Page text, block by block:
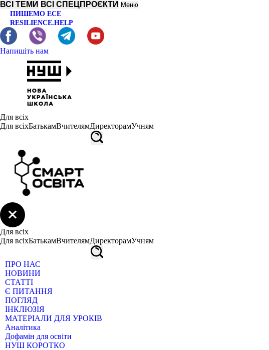
ВСІ ТЕМИ ВСІ СПЕЦПРОЄКТИ Меню
ПИШЕМО ЕСЕ
RESILIENCE.HELP
Напишіть нам
Для всіх
Для всіхБатькамВчителямДиректорамУчням
Для всіх
Для всіхБатькамВчителямДиректорамУчням
ПРО НАС
НОВИНИ
СТАТТІ
Є ПИТАННЯ
ПОГЛЯД
ІНКЛЮЗІЯ
МАТЕРІАЛИ ДЛЯ УРОКІВ
Аналітика
Дофамін для освіти
НУШ КОРОТКО